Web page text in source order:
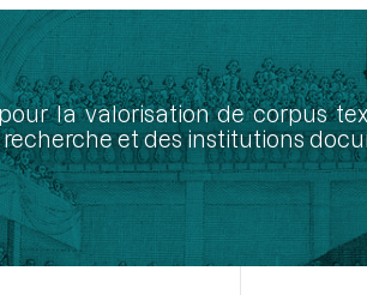
la valorisation de corpus
et des institutions